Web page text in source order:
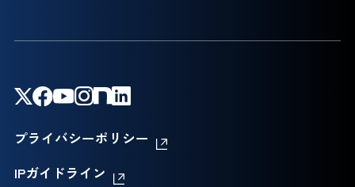
プライバシーポリシー
IPガイドライン